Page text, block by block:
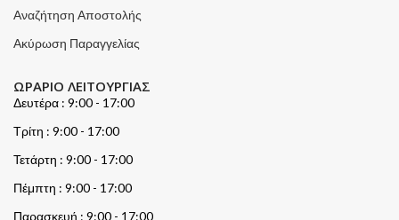
Αναζήτηση Αποστολής
Ακύρωση Παραγγελίας
ΩΡΑΡΙΟ ΛΕΙΤΟΥΡΓΙΑΣ
Δευτέρα : 9:00 - 17:00
Τρίτη : 9:00 - 17:00
Τετάρτη : 9:00 - 17:00
Πέμπτη : 9:00 - 17:00
Παρασκευή : 9:00 - 17:00